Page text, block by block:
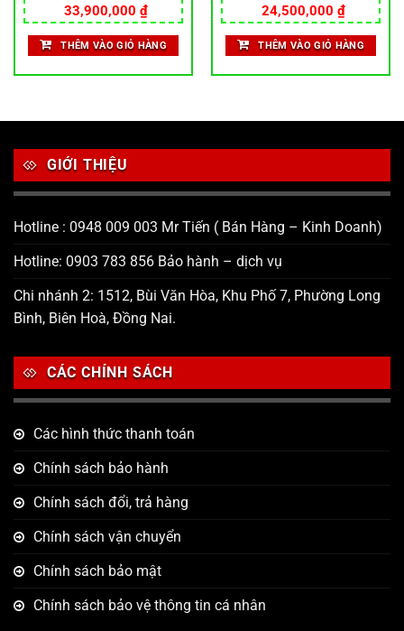
33,900,000 ₫
THÊM VÀO GIỎ HÀNG
24,500,000 ₫
THÊM VÀO GIỎ HÀNG
GIỚI THIỆU
Hotline : 0948 009 003 Mr Tiến ( Bán Hàng – Kinh Doanh)
Hotline: 0903 783 856 Bảo hành – dịch vụ
Chi nhánh 2: 1512, Bùi Văn Hòa, Khu Phố 7, Phường Long
Bình, Biên Hoà, Đồng Nai.
CÁC CHÍNH SÁCH
Các hình thức thanh toán
Chính sách bảo hành
Chính sách đổi, trả hàng
Chính sách vận chuyển
Chính sách bảo mật
Chính sách bảo vệ thông tin cá nhân